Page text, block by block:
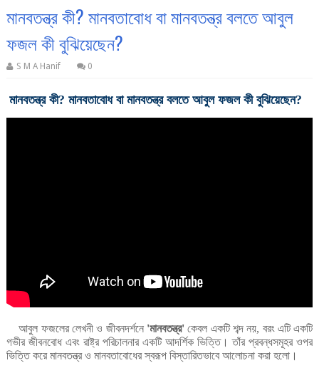
মানবতন্ত্র কী? মানবতাবোধ বা মানবতন্ত্র বলতে আবুল
ফজল কী বুঝিয়েছেন?
S M A Hanif 0
মানবতন্ত্র কী? মানবতাবোধ বা মানবতন্ত্র বলতে আবুল ফজল কী বুঝিয়েছেন?
আবুল ফজলের লেখনী ও জীবনদর্শনে 'মানবতন্ত্র' কেবল একটি শব্দ নয়, বরং এটি একটি
গভীর জীবনবোধ এবং রাষ্ট্র পরিচালনার একটি আদর্শিক ভিত্তি। তাঁর প্রবন্ধসমূহর ওপর
ভিত্তি করে মানবতন্ত্র ও মানবতাবোধের স্বরূপ বিস্তারিতভাবে আলোচনা করা হলো।